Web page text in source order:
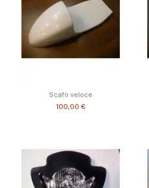
Scafo veloce
100,00 €